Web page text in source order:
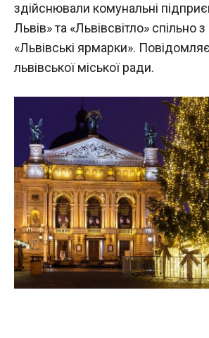
здійснювали комунальні
Львів» та «Львівсвітло» спільно
«Львівські ярмарки».
львівської міської ради.